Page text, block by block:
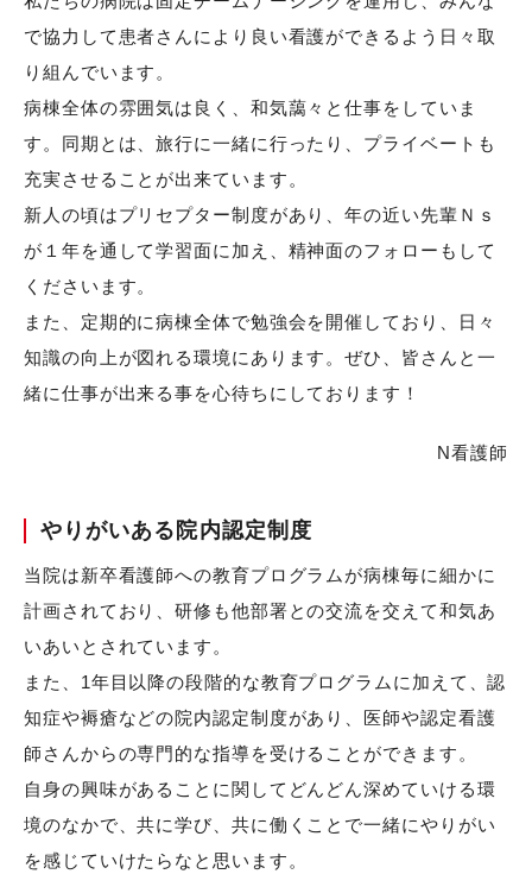
で協力して患者さんにより良い看護ができるよう日々取
り組んでいます。
病棟全体の雰囲気は良く、和気藹々と仕事をしていま
す。同期とは、旅行に一緒に行ったり、プライベートも
充実させることが出来ています。
新人の頃はプリセプター制度があり、年の近い先輩Ｎｓ
が１年を通して学習面に加え、精神面のフォローもして
くださいます。
また、定期的に病棟全体で勉強会を開催しており、日々
知識の向上が図れる環境にあります。ぜひ、皆さんと一
緒に仕事が出来る事を心待ちにしております！
N看護師
やりがいある院内認定制度
当院は新卒看護師への教育プログラムが病棟毎に細かに
計画されており、研修も他部署との交流を交えて和気あ
いあいとされています。
また、1年目以降の段階的な教育プログラムに加えて、認
知症や褥瘡などの院内認定制度があり、医師や認定看護
師さんからの専門的な指導を受けることができます。
自身の興味があることに関してどんどん深めていける環
境のなかで、共に学び、共に働くことで一緒にやりがい
を感じていけたらなと思います。